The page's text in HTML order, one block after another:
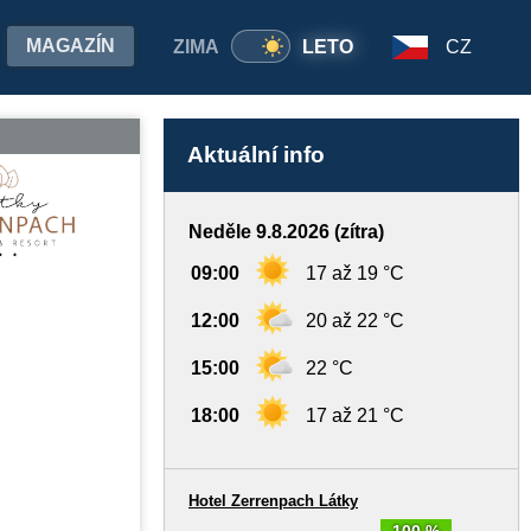
ZIMA LETO
MAGAZÍN CZ
Aktuální info
Neděle 9.8.2026 (zítra)
09:00 17 až 19 °C
12:00 20 až 22 °C
15:00 22 °C
18:00 17 až 21 °C
Hotel Zerrenpach Látky